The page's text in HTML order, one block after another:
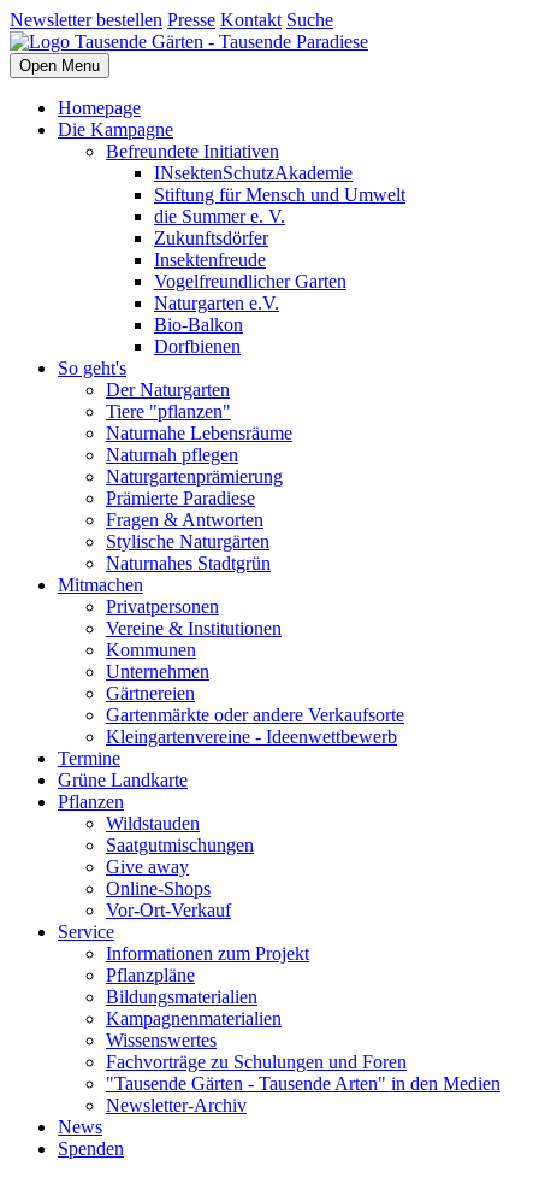
Newsletter bestellen Presse Kontakt Suche
Open Menu
Homepage
Die Kampagne
Befreundete Initiativen
INsektenSchutzAkademie
Stiftung für Mensch und Umwelt
die Summer e. V.
Zukunftsdörfer
Insektenfreude
Vogelfreundlicher Garten
Naturgarten e.V.
Bio-Balkon
Dorfbienen
So geht's
Der Naturgarten
Tiere "pflanzen"
Naturnahe Lebensräume
Naturnah pflegen
Naturgartenprämierung
Prämierte Paradiese
Fragen & Antworten
Stylische Naturgärten
Naturnahes Stadtgrün
Mitmachen
Privatpersonen
Vereine & Institutionen
Kommunen
Unternehmen
Gärtnereien
Gartenmärkte oder andere Verkaufsorte
Kleingartenvereine - Ideenwettbewerb
Termine
Grüne Landkarte
Pflanzen
Wildstauden
Saatgutmischungen
Give away
Online-Shops
Vor-Ort-Verkauf
Service
Informationen zum Projekt
Pflanzpläne
Bildungsmaterialien
Kampagnenmaterialien
Wissenswertes
Fachvorträge zu Schulungen und Foren
"Tausende Gärten - Tausende Arten" in den Medien
Newsletter-Archiv
News
Spenden